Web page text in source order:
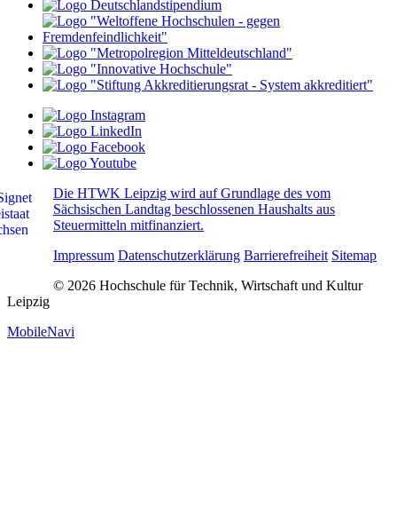
Die HTWK Leipzig wird auf Grundlage des vom
Sächsischen Landtag beschlossenen Haushalts aus
Steuermitteln mitfinanziert.
Impressum Datenschutzerklärung Barrierefreiheit Sitemap
© 2026 Hochschule für Technik, Wirtschaft und Kultur
Leipzig
MobileNavi